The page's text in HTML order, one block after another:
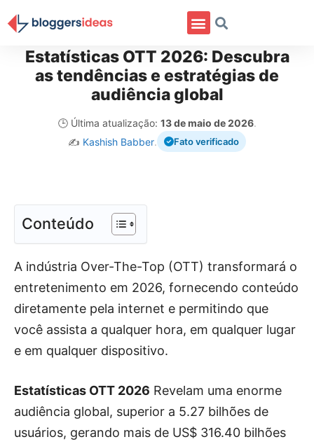
Estatísticas OTT 2026: Descubra
as tendências e estratégias de
audiência global
🕒 Última atualização: 13 de maio de 2026.
✍️ Kashish Babber. Fato verificado
Conteúdo
A indústria Over-The-Top (OTT) transformará o
entretenimento em 2026, fornecendo conteúdo
diretamente pela internet e permitindo que
você assista a qualquer hora, em qualquer lugar
e em qualquer dispositivo.
Estatísticas OTT 2026 Revelam uma enorme
audiência global, superior a 5.27 bilhões de
usuários, gerando mais de US$ 316.40 bilhões